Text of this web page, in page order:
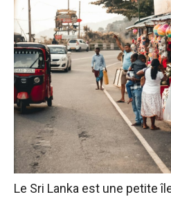
Le Sri Lanka est une petite